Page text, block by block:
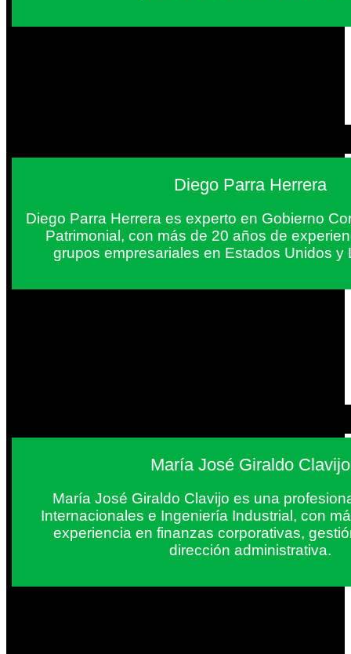
Diego Parra Herrera
Diego Parra Herrera es experto en Gobierno
Patrimonial, con más de 20 años de
grupos empresariales en Estados Unidos y
María José Giraldo Clavijo
María José Giraldo Clavijo es una
Internacionales e Ingeniería Industrial, con
experiencia en finanzas corporativas,
dirección administrativa.